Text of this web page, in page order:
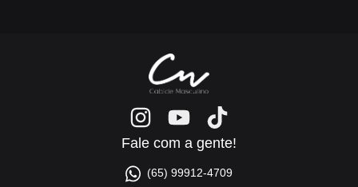
Fale com a gente!
(65) 99912-4709